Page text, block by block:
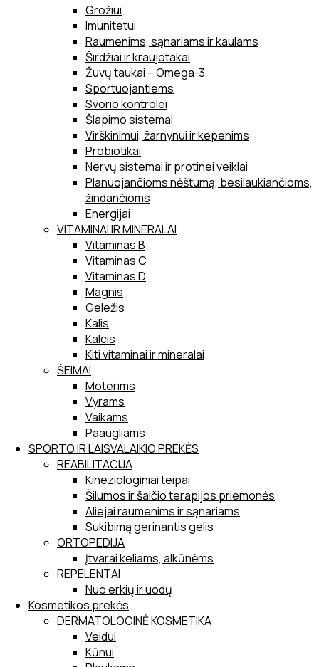
Grožiui
Imunitetui
Raumenims, sąnariams ir kaulams
Širdžiai ir kraujotakai
Žuvų taukai – Omega-3
Sportuojantiems
Svorio kontrolei
Šlapimo sistemai
Virškinimui, žarnynui ir kepenims
Probiotikai
Nervų sistemai ir protinei veiklai
Planuojančioms nėštumą, besilaukiančioms,
žindančioms
Energijai
VITAMINAI IR MINERALAI
Vitaminas B
Vitaminas C
Vitaminas D
Magnis
Geležis
Kalis
Kalcis
Kiti vitaminai ir mineralai
ŠEIMAI
Moterims
Vyrams
Vaikams
Paaugliams
SPORTO IR LAISVALAIKIO PREKĖS
REABILITACIJA
Kineziologiniai teipai
Šilumos ir šalčio terapijos priemonės
Aliejai raumenims ir sąnariams
Sukibimą gerinantis gelis
ORTOPEDIJA
Įtvarai keliams, alkūnėms
REPELENTAI
Nuo erkių ir uodų
Kosmetikos prekės
DERMATOLOGINĖ KOSMETIKA
Veidui
Kūnui